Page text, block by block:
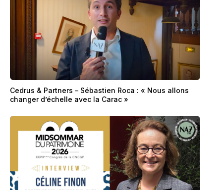
Cedrus & Partners – Sébastien Roca : « Nous allons
changer d’échelle avec la Carac »